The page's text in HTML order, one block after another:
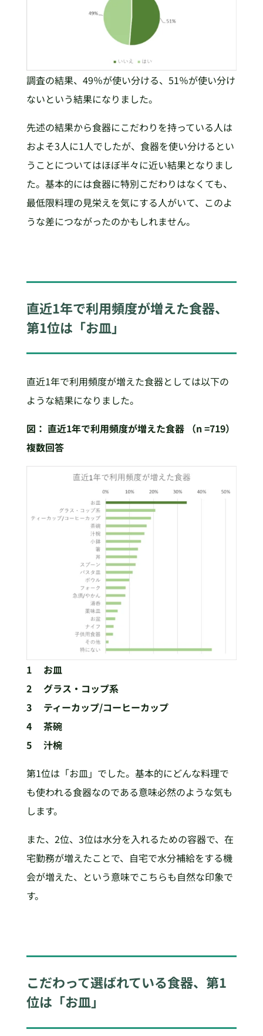
調査の結果、49％が使い分ける、51％が使い分け
ないという結果になりました。
先述の結果から食器にこだわりを持っている人は
およそ3人に1人でしたが、食器を使い分けるとい
うことについてはほぼ半々に近い結果となりまし
た。基本的には食器に特別こだわりはなくても、
最低限料理の見栄えを気にする人がいて、このよ
うな差につながったのかもしれません。
直近1年で利用頻度が増えた食器、
第1位は「お皿」
直近1年で利用頻度が増えた食器としては以下の
ような結果になりました。
図： 直近1年で利用頻度が増えた食器 （n =719）
複数回答
1 お皿
2 グラス・コップ系
3 ティーカップ/コーヒーカップ
4 茶碗
5 汁椀
第1位は「お皿」でした。基本的にどんな料理で
も使われる食器なのである意味必然のような気も
します。
また、2位、3位は水分を入れるための容器で、在
宅勤務が増えたことで、自宅で水分補給をする機
会が増えた、という意味でこちらも自然な印象で
す。
こだわって選ばれている食器、第1
位は「お皿」